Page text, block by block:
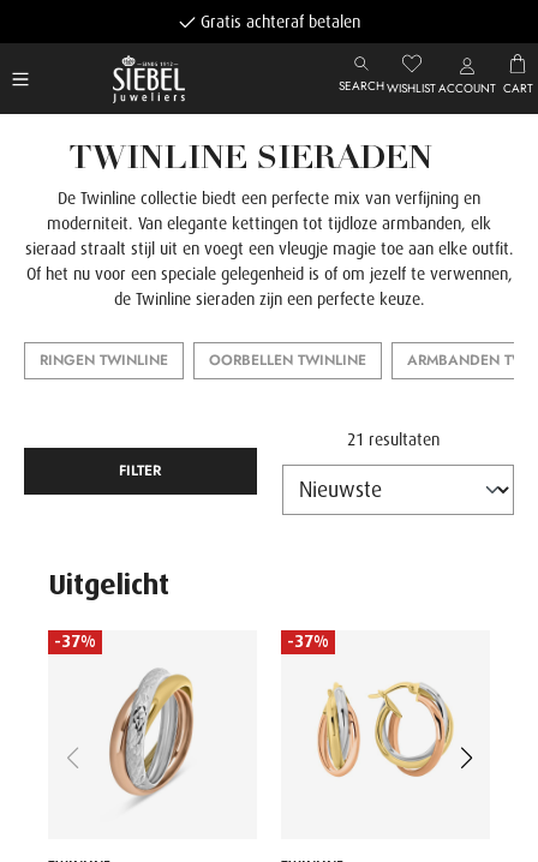
Gratis achteraf betalen
SEARCHWISHLISTACCOUNT CART
TWINLINE SIERADEN
De Twinline collectie biedt een perfecte mix van verfijning en
moderniteit. Van elegante kettingen tot tijdloze armbanden, elk
sieraad straalt stijl uit en voegt een vleugje magie toe aan elke outfit.
Of het nu voor een speciale gelegenheid is of om jezelf te verwennen,
de Twinline sieraden zijn een perfecte keuze.
RINGEN TWINLINE OORBELLEN TWINLINE ARMBANDEN
FILTER
21 resultaten
Uitgelicht
-37% -37%